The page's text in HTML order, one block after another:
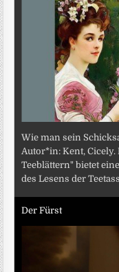
Wie man sein
Autor*in: Kent, Cicely.
Teeblättern" bietet
des Lesens der
Der Fürst